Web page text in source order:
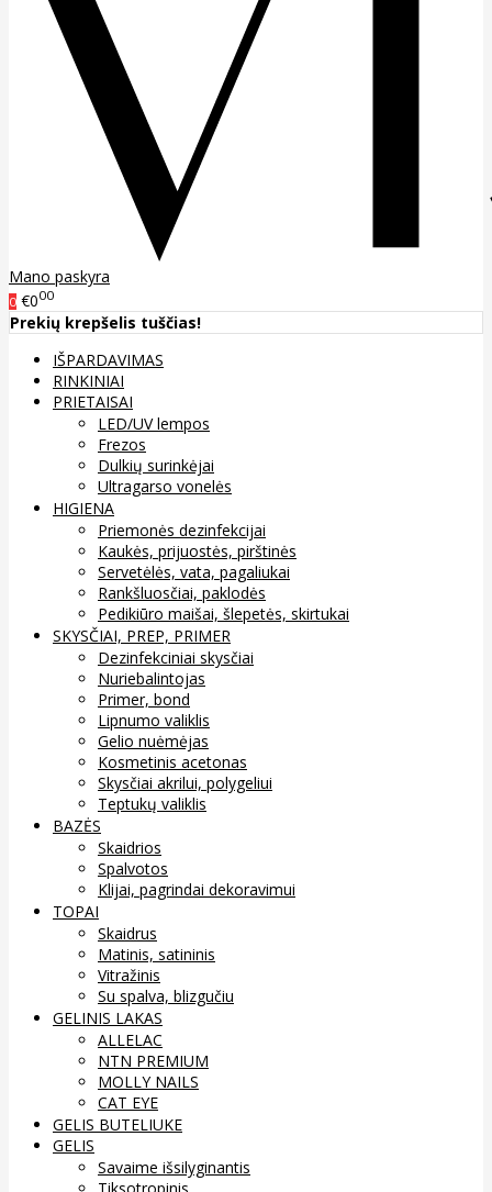
Mano paskyra
0 €000
Prekių krepšelis tuščias!
IŠPARDAVIMAS
RINKINIAI
PRIETAISAI
LED/UV lempos
Frezos
Dulkių surinkėjai
Ultragarso vonelės
HIGIENA
Priemonės dezinfekcijai
Kaukės, prijuostės, pirštinės
Servetėlės, vata, pagaliukai
Rankšluosčiai, paklodės
Pedikiūro maišai, šlepetės, skirtukai
SKYSČIAI, PREP, PRIMER
Dezinfekciniai skysčiai
Nuriebalintojas
Primer, bond
Lipnumo valiklis
Gelio nuėmėjas
Kosmetinis acetonas
Skysčiai akrilui, polygeliui
Teptukų valiklis
BAZĖS
Skaidrios
Spalvotos
Klijai, pagrindai dekoravimui
TOPAI
Skaidrus
Matinis, satininis
Vitražinis
Su spalva, blizgučiu
GELINIS LAKAS
ALLELAC
NTN PREMIUM
MOLLY NAILS
CAT EYE
GELIS BUTELIUKE
GELIS
Savaime išsilyginantis
Tiksotropinis